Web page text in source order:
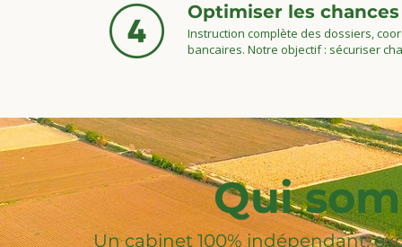
Optimiser les
Instruction complète des dossiers,
bancaires. Notre objectif : sécuriser
Qui
Un cabinet 100% indépendant,